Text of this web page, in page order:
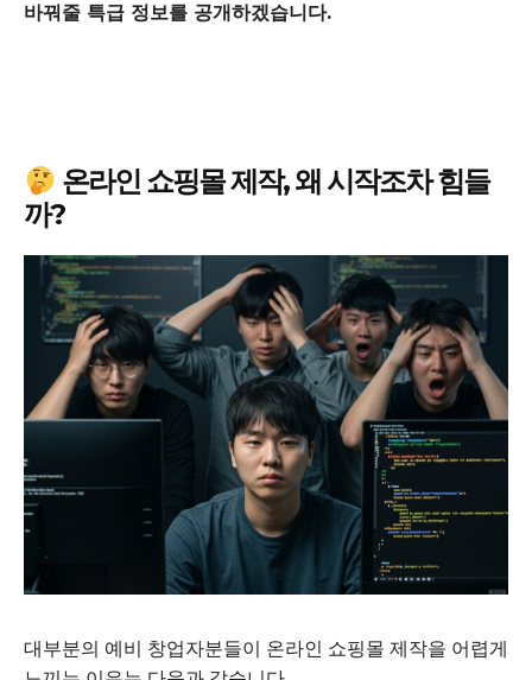
바꿔줄 특급 정보를 공개하겠습니다.
온라인 쇼핑몰 제작, 왜 시작조차 힘들
까?
대부분의 예비 창업자분들이 온라인 쇼핑몰 제작을 어렵게